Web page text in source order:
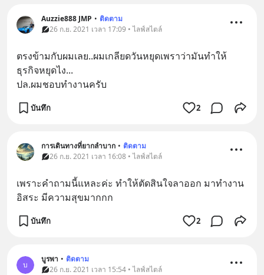
Auzzie888 JMP • ติดตาม
26 ก.ย. 2021 เวลา 17:09 • ไลฟ์สไตล์
ตรงข้ามกับผมเลย..ผมเกลียดวันหยุดเพราว่ามันทำให้
ธุรกิจหยุดไง...
ปล.ผมชอบทำงานครับ
บันทึก 2
การเดินทางที่ยากลำบาก • ติดตาม
26 ก.ย. 2021 เวลา 16:08 • ไลฟ์สไตล์
เพราะคำถามนี้แหละค่ะ ทำให้ตัดสินใจลาออก มาทำงาน
อิสระ มีความสุขมากกก
บันทึก 2
บ
บูรพา • ติดตาม
26 ก.ย. 2021 เวลา 15:54 • ไลฟ์สไตล์